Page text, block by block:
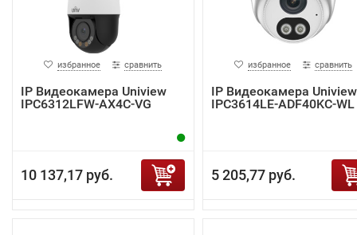
избранное сравнить
IP Видеокамера Uniview
IPC6312LFW-AX4C-VG
10 137,17 руб.
избранное сравнить
IP Видеокамера Uniview
IPC3614LE-ADF40KC-WL
5 205,77 руб.